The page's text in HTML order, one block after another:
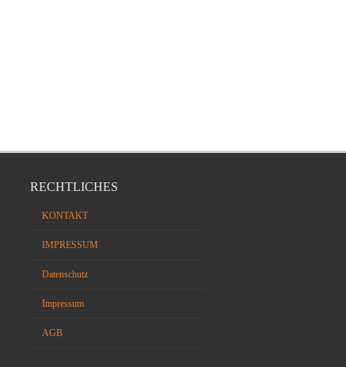
RECHTLICHES
KONTAKT
IMPRESSUM
Datenschutz
Impressum
AGB